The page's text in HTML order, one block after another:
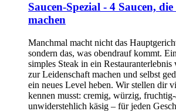
Saucen-Spezial - 4 Saucen, die
machen
Manchmal macht nicht das
sondern das, was obendrauf kommt.
simples Steak in ein
zur Leidenschaft machen und selbst
ein neues Level heben. Wir stellen dir
kennen musst: cremig, würzig,
unwiderstehlich käsig – für jeden